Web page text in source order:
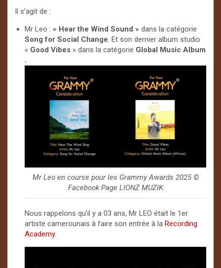
Il s’agit de :
Mr Leo : « Hear the Wind Sound » dans la catégorie
Song for Social Change. Et son dernier album studio
« Good Vibes » dans la catégorie Global Music Album
.
Mr Leo en course pour les Grammy Awards 2025 ©️
Facebook Page LIONZ MUZIK
Nous rappelons qu’il y a 03 ans, Mr LEO était le 1er
artiste camerounais à faire son entrée à la Recording
Academy.